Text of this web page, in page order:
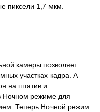
пиксели 1,7 мкм.
камеры позволяет
участках кадра. А
на штатив и
Ночном режиме для
Теперь Ночной режим